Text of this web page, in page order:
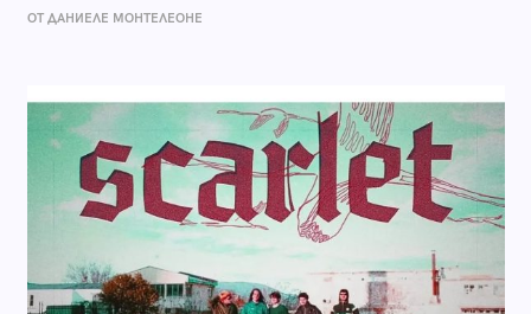
ОТ ДАНИЕЛЕ МОНТЕЛЕОНЕ